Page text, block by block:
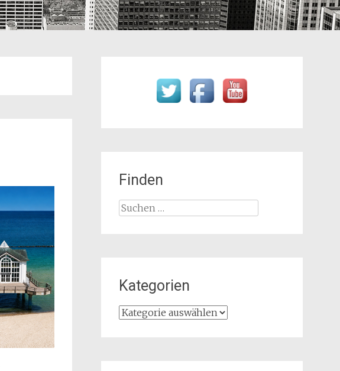
Finden
Suchen
Kategorien
Kategorien